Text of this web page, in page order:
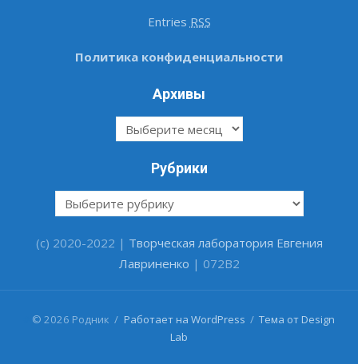
Entries RSS
Политика конфиденциальности
Архивы
Архивы
Рубрики
Рубрики
(c) 2020-2022 | Творческая лаборатория Евгения
Лавриненко | 072B2
© 2026 Родник / Работает на WordPress / Тема от Design
Lab